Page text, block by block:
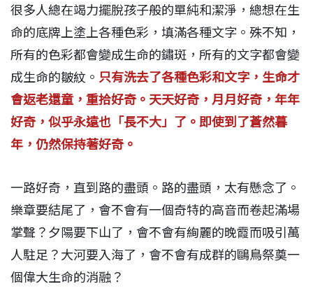
很多人總在竭力擺脫孩子般的單純和潔淨，總想在生
命的底牌上塗上各種色彩，填滿各種文字。殊不知，
所有的色彩都會變成生命的鏽斑，所有的文字都會變
成生命的皺紋。 只有洗去了各種色彩和文字，生命才
會返老還童，重拾好奇。天天好奇，月月好奇，年年
好奇，似乎永遠也「長不大」了。即使到了蒼然暮
年，仍然保持著好奇。
一路好奇，直到路的盡頭。路的盡頭，太有懸念了。
樂章要結尾了，會不會有一個奇特的高音而卷起滿場
掌聲？夕陽要下山了，會不會有絢麗的晚霞而吸引萬
人駐足？大河要入海了，會不會有成群的鷗鳥祭奠一
個偉大生命的消融？